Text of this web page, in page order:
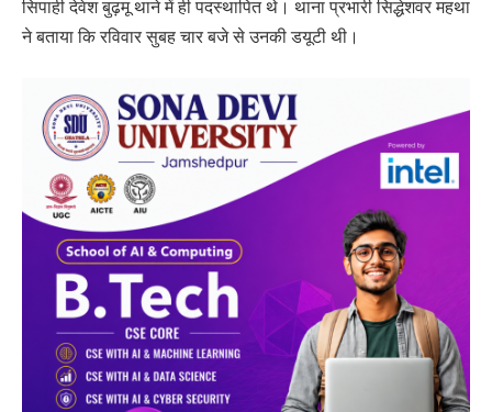
सिपाही देवेश बुढ़मू थाने में ही पदस्थापित थे। थाना प्रभारी सिद्धेशवर महथा
ने बताया कि रविवार सुबह चार बजे से उनकी डयूटी थी।